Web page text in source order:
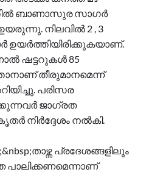
ബാണാസുര സാഗർ
നിലവിൽ 2 , 3
ഉയർത്തിയിരിക്കുകയാണ്.
ഷട്ടറുകൾ 85
തീരുമാനമെന്ന്
പരിസര
ജാഗ്രത
നിർദ്ദേശം നൽകി.
പ്രദേശങ്ങളിലും
പാലിക്കണമെന്നാണ്